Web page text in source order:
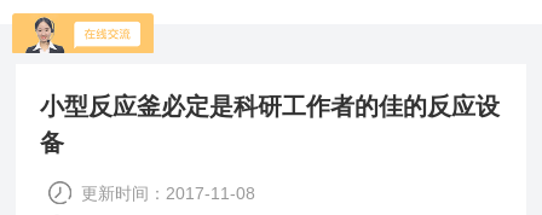
小型反应釜必定是科研工作者的佳的反应设
备
更新时间：2017-11-08